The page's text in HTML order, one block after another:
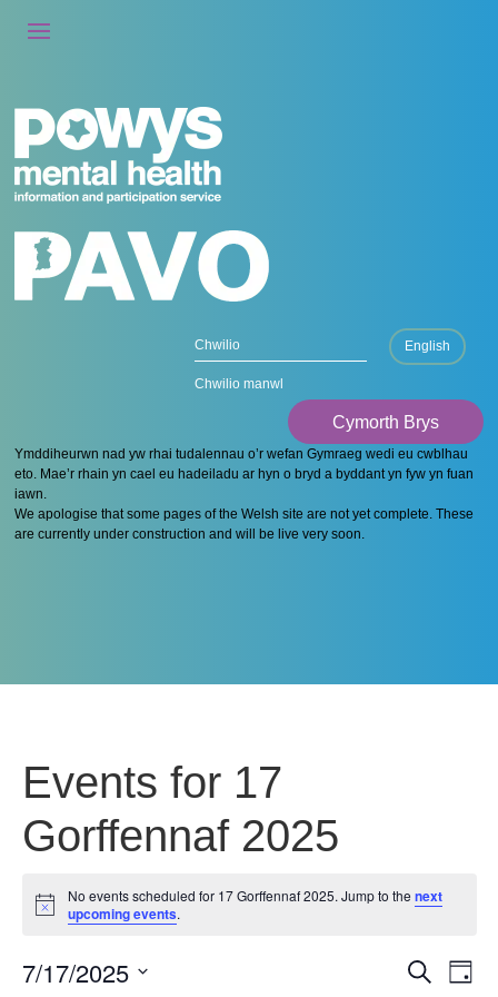
Chwilio manwl
English
Cymorth Brys
Ymddiheurwn nad yw rhai tudalennau o’r wefan Gymraeg wedi eu cwblhau
eto. Mae’r rhain yn cael eu hadeiladu ar hyn o bryd a byddant yn fyw yn fuan
iawn.
We apologise that some pages of the Welsh site are not yet complete. These
are currently under construction and will be live very soon.
Events for 17
Gorffennaf 2025
Notice
No events scheduled for 17 Gorffennaf 2025. Jump to thenext
upcoming events.
Search
Day
7/17/2025